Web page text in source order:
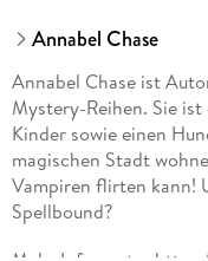
Annabel Chase
Annabel Chase ist
Mystery-Reihen. Sie
Kinder sowie einen
magischen Stadt
Vampiren flirten kann!
Spellbound?